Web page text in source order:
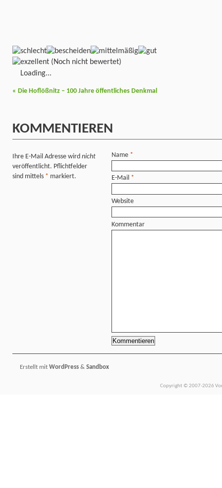
(Noch nicht bewertet)
Loading...
« Die Hoflößnitz – 100 Jahre öffentliches Denkmal
KOMMENTIEREN
Ihre E-Mail Adresse wird nicht
veröffentlicht. Pflichtfelder
sind mittels * markiert.
Name *
E-Mail *
Website
Kommentar
Erstellt mit WordPress & Sandbox
Copyright © 2007-2026